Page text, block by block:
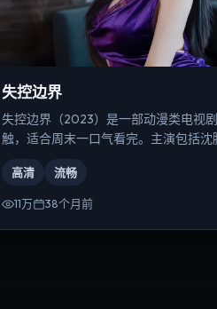
失控边界
失控边界（2023）是一部动漫类电视
触，适合周末一口气看完。主演包括沈
高清 流畅
11万 38个月前